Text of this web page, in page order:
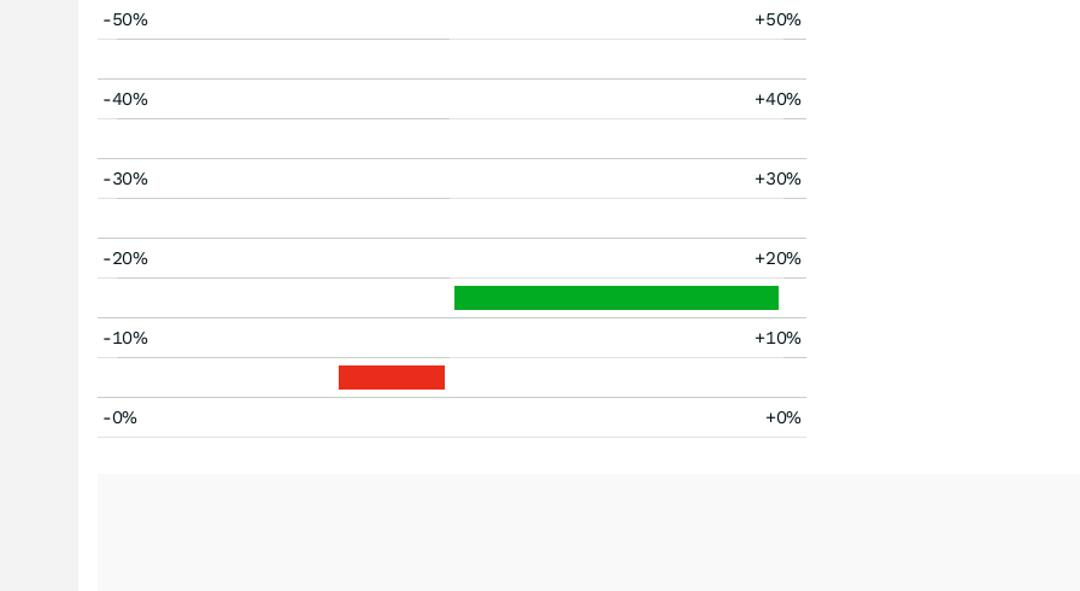
-50% +50%
-40% +40%
-30% +30%
-20% +20%
-10% +10%
-0% +0%